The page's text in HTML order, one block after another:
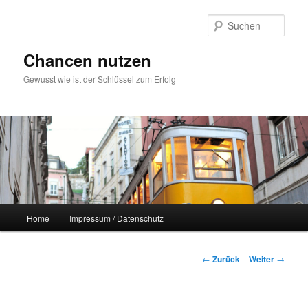
Chancen nutzen
Gewusst wie ist der Schlüssel zum Erfolg
Home Impressum / Datenschutz
Beitrags-
← Zurück Weiter →